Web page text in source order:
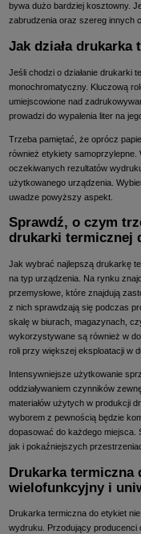
bywa dużo bardziej kosztowny.
zabrudzenia oraz szereg innych
Jak działa
Jeśli chodzi o działanie drukarki
monochromatyczny. Kluczową
umiejscowione nad
prowadzi do wypalenia liter na
Trzeba pamiętać, że oprócz
również etykiety samoprzylepne.
oczekiwanych rezultatów
użytkowanego urządzenia.
uwadze powyższy aspekt.
Sprawdź, o czym
drukarki termicznej
Jak wybrać najlepszą drukarkę
na typ urządzenia. Na rynku
przemysłowe, które znajdują
z nich sprawdzają się podczas
skalę w biurach, magazynach,
wykorzystywane są również w
roli przy większej eksploatacji w
Intensywniejsze użytkowanie
oddziaływaniem czynników
materiałów użytych w produkcji
wyborem z pewnością będzie
dopasować do każdego miejsca.
jak i pokaźniejszych
Drukarka termiczna
wielofunkcyjny i
Drukarka termiczna do etykiet
wydruku. Przodujący producenci